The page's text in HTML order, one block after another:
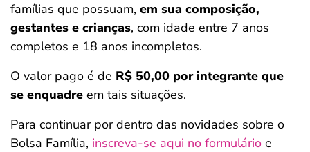
famílias que possuam, em sua composição,
gestantes e crianças, com idade entre 7 anos
completos e 18 anos incompletos.
O valor pago é de R$ 50,00 por integrante que
se enquadre em tais situações.
Para continuar por dentro das novidades sobre o
Bolsa Família, inscreva-se aqui no formulário e